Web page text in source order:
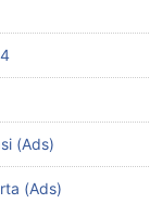
(Ads)
(Ads)